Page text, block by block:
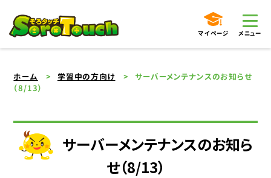
マイページ メニュー
ホーム 学習中の方向け
サーバーメンテナンスのお知らせ
（8/13）
サーバーメンテナンスのお知ら
せ（8/13）